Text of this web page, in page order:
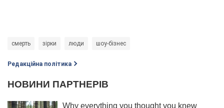
смерть зірки люди шоу-бізнес
Редакційна політика